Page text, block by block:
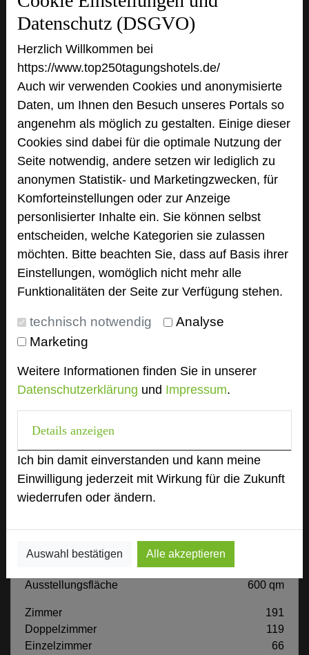
Datenschutz (DSGVO)
Herzlich Willkommen bei
https://www.top250tagungshotels.de/
Auch wir verwenden Cookies und anonymisierte
Daten, um Ihnen den Besuch unseres Portals so
angenehm als möglich zu gestalten. Einige dieser
Cookies sind dabei für die optimale Nutzung der
Seite notwendig, andere setzen wir lediglich zu
anonymen Statistik- und Marketingzwecken, für
Komforteinstellungen oder zur Anzeige
personlisierter Inhalte ein. Sie können selbst
entscheiden, welche Kategorien sie zulassen
möchten. Bitte beachten Sie, dass auf Basis ihrer
Einstellungen, womöglich nicht mehr alle
Funktionalitäten der Seite zur Verfügung stehen.
technisch notwendig
Analyse
Marketing
Weitere Informationen finden Sie in unserer
Datenschutzerklärung und Impressum.
Details anzeigen
Ich bin damit einverstanden und kann meine
Einwilligung jederzeit mit Wirkung für die Zukunft
wiederrufen oder ändern.
Auswahl bestätigen Alle akzeptieren
Hotel Park Soltau
Winsener Straße 111
29614 Soltau
phone +49 5191 605-0
mail Email
language Homepage
zur Tagungsanfrage hinzufügen add_circle
Bewertung
Tagungsplaner
Tagungsleiter
Tagungsteilnehmer
Hotel bewerten
Hoteldaten
Max. Tagungskapazität (Personen)
Tagungsräume
Ausstellungsfläche 600 qm
Zimmer
191
Doppelzimmer
119
Einzelzimmer
66